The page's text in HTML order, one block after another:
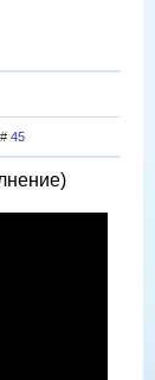
45